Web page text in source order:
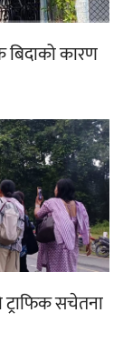
बिदाको कारण
सचेतना